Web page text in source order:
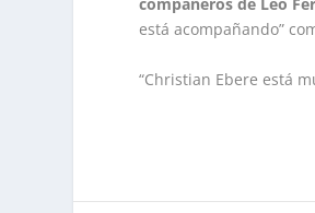
compañeros de Leo
está acompañando”
“Christian Ebere está